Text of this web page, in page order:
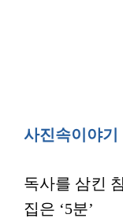
사진속이야기
독사를 삼킨
집은 ‘5분’